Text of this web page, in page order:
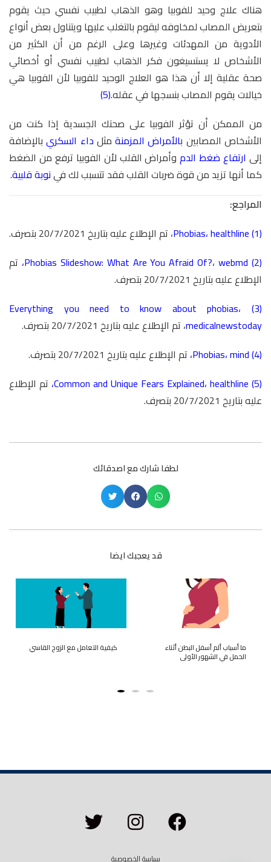
هناك علاج وحيد للفوبيا وهو الذهاب لطبيب نفسي حيث يقوم
بتعريض المصاب لمخاوفه ليقوم بالتغلب عليها ويتناول بعض أنواع
الأدوية من المهدئات وغيرها وعلى الرغم من أن الكثير من
الأشخاص لا يستسيغون فكر الذهاب لطبيب نفسي أو أخصائي
صحة عقلية إلا أن هذا هو العلاج الوحيد للفوبيا لأن الفوبيا هي
خيالات يقوم المصاب بنسجها في عقله.(5)
من الممكن أن تؤثر الفوبيا على صحتك الجسدية إذا كنت من
الأشخاص المصابين بالأمراض المزمنةمثل داء السكريبالإضافة
إلىارتفاع ضغط الدموأمراض القلب لأن الفوبيا ترفع من الضغط
كما أنها تزيد من قوة ضربات القلب فقد تتسبب لك فينوبة قلبية.
المراجع:
(1)
Phobias،healthline
، تم الإطلاع عليه بتاريخ 20/7/2021 بتصرف.
(2)
Phobias Slideshow: What Are You Afraid Of?،webmd ، تم
الإطلاع عليه بتاريخ 20/7/2021 بتصرف.
(3)
Everything you need to know about phobias،
medicalnewstoday، تم الإطلاع عليه بتاريخ 20/7/2021 بتصرف.
(4)
Phobias،mind ، تم الإطلاع عليه بتاريخ 20/7/2021 بتصرف.
(5)
Common and Unique Fears Explained، healthline ، تم الإطلاع
عليه بتاريخ 20/7/2021 بتصرف.
لطفا شارك مع اصدقائك
قد يعجبك ايضا
ما أسباب ألم أسفل البطن أثناء
الحمل في الشهور الأولى
كيفية التعامل مع الزوج القاسي
سياسة الخصوصية